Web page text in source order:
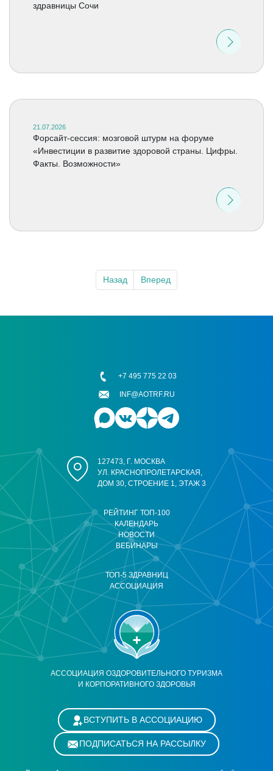
здравницы Сочи
21.07.2026
Форсайт-сессия: мозговой штурм на форуме
«Инвестиции в развитие здоровой страны. Цифры.
Факты. Возможности»
Назад Вперед
АССОЦИАЦИЯ ОЗДОРОВИТЕЛЬНОГО ТУРИЗМА
И КОРПОРАТИВНОГО ЗДОРОВЬЯ
РЕЙТИНГ ТОП-100
КАЛЕНДАРЬ
НОВОСТИ
ВЕБИНАРЫ
ТОП-5 ЗДРАВНИЦ
АССОЦИАЦИЯ
127473, Г. МОСКВА
УЛ. КРАСНОПРОЛЕТАРСКАЯ,
ДОМ 30, СТРОЕНИЕ 1, ЭТАЖ 3
+7 495 775 22 03
INF@AOTRF.RU
ВСТУПИТЬ В АССОЦИАЦИЮ
ПОДПИСАТЬСЯ НА РАССЫЛКУ